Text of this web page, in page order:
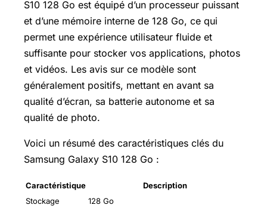
S10 128 Go est équipé d’un processeur puissant
et d’une mémoire interne de 128 Go, ce qui
permet une expérience utilisateur fluide et
suffisante pour stocker vos applications, photos
et vidéos. Les avis sur ce modèle sont
généralement positifs, mettant en avant sa
qualité d’écran, sa batterie autonome et sa
qualité de photo.
Voici un résumé des caractéristiques clés du
Samsung Galaxy S10 128 Go :
Caractéristique
Description
Stockage
128 Go